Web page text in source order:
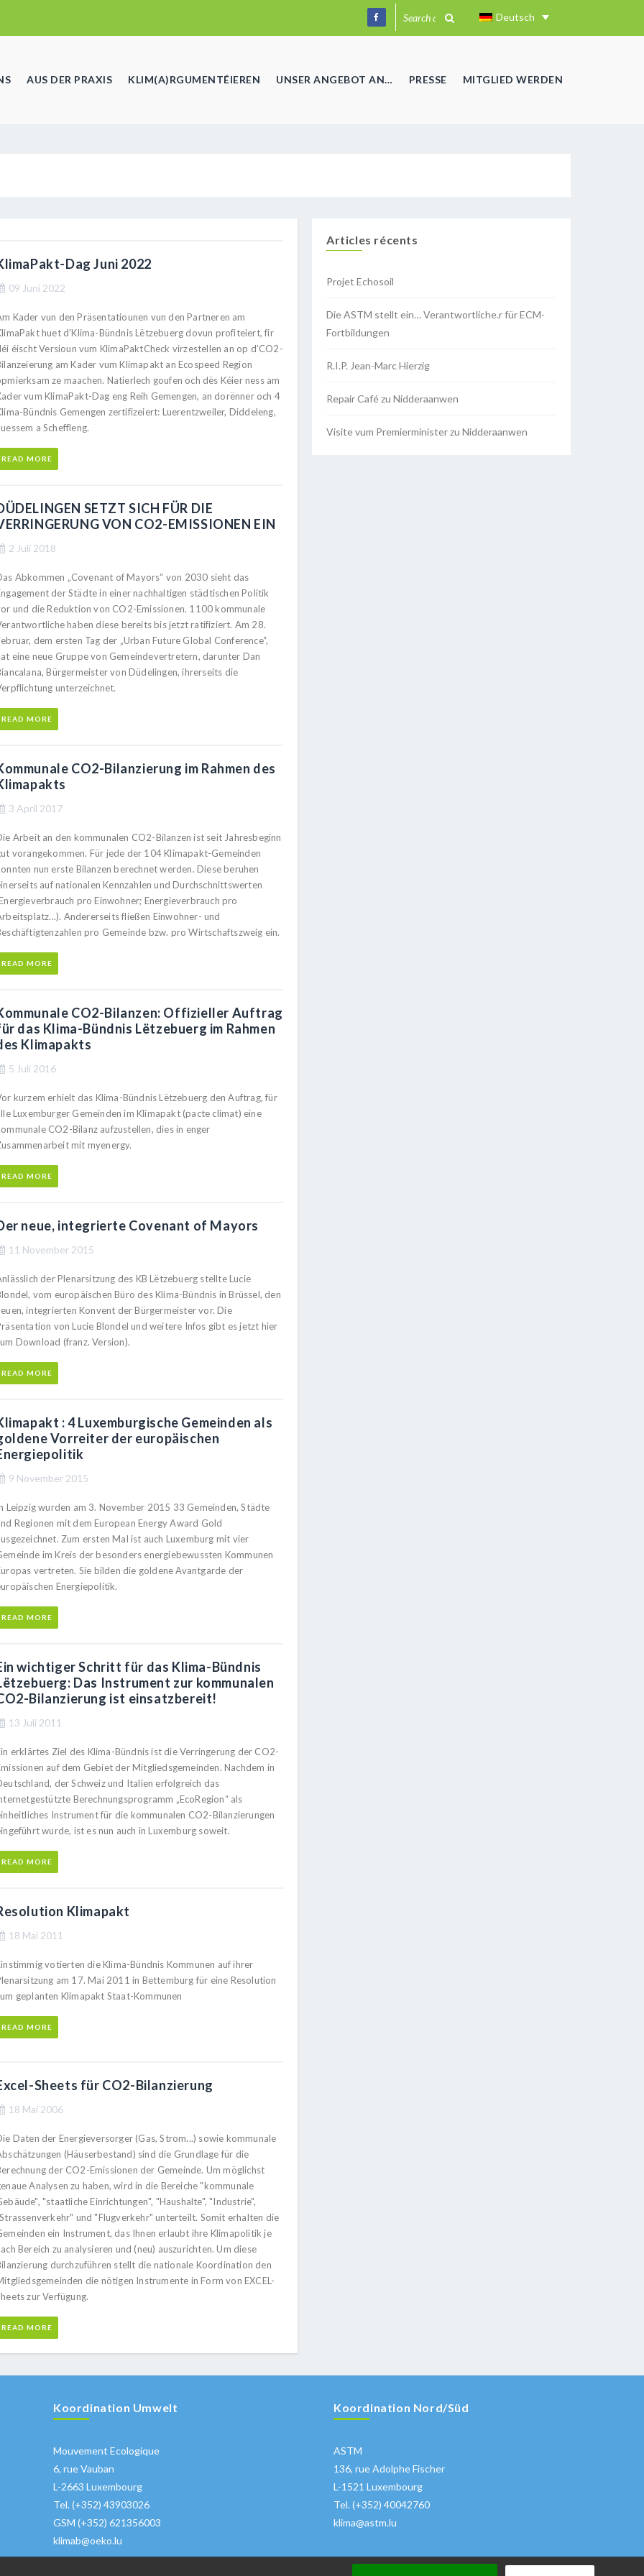
Deutsch
AUS DER PRAXIS KLIM(A)RGUMENTÉIEREN UNSER ANGEBOT AN… PRESSE MITGLIED WERDEN
Dag Juni 2022
09 Juni 2022
Kader vun den Präsentatiounen vun den Partneren am
huet d'Klima-Bündnis Lëtzebuerg dovun profiteiert, fir
éischt Versioun vum KlimaPaktCheck virzestellen an op d’CO2-
am Kader vum Klimapakt an Ecospeed Region
ze maachen. Natierlech goufen och dës Kéier ness am
vum KlimaPakt-Dag eng Reih Gemengen, an dorënner och 4
Bündnis Gemengen zertifizeiert: Luerentzweiler, Diddeleng,
a Scheffleng.
READ MORE
SETZT SICH FÜR DIE
VON CO2-EMISSIONEN EIN
2 Juli 2018
Abkommen „Covenant of Mayors“ von 2030 sieht das
der Städte in einer nachhaltigen städtischen Politik
und die Reduktion von CO2-Emissionen. 1100 kommunale
haben diese bereits bis jetzt ratifiziert. Am 28.
dem ersten Tag der „Urban Future Global Conference“,
eine neue Gruppe von Gemeindevertretern, darunter Dan
Bürgermeister von Düdelingen, ihrerseits die
unterzeichnet.
READ MORE
CO2-Bilanzierung im Rahmen des
3 April 2017
Arbeit an den kommunalen CO2-Bilanzen ist seit Jahresbeginn
vorangekommen. Für jede der 104 Klimapakt-Gemeinden
nun erste Bilanzen berechnet werden. Diese beruhen
auf nationalen Kennzahlen und Durchschnittswerten
pro Einwohner; Energieverbrauch pro
Andererseits fließen Einwohner- und
pro Gemeinde bzw. pro Wirtschaftszweig ein.
READ MORE
CO2-Bilanzen: Offizieller Auftrag
das Klima-Bündnis Lëtzebuerg im Rahmen
Klimapakts
5 Juli 2016
kurzem erhielt das Klima-Bündnis Lëtzebuerg den Auftrag, für
Luxemburger Gemeinden im Klimapakt (pacte climat) eine
CO2-Bilanz aufzustellen, dies in enger
mit myenergy.
READ MORE
neue, integrierte Covenant of Mayors
11 November 2015
der Plenarsitzung des KB Lëtzebuerg stellte Lucie
vom europäischen Büro des Klima-Bündnis in Brüssel, den
integrierten Konvent der Bürgermeister vor. Die
von Lucie Blondel und weitere Infos gibt es jetzt hier
Download (franz. Version).
READ MORE
: 4 Luxemburgische Gemeinden als
Vorreiter der europäischen
9 November 2015
Leipzig wurden am 3. November 2015 33 Gemeinden, Städte
Regionen mit dem European Energy Award Gold
Zum ersten Mal ist auch Luxemburg mit vier
im Kreis der besonders energiebewussten Kommunen
vertreten. Sie bilden die goldene Avantgarde der
Energiepolitik.
READ MORE
wichtiger Schritt für das Klima-Bündnis
Das Instrument zur kommunalen
Bilanzierung ist einsatzbereit!
13 Juli 2011
erklärtes Ziel des Klima-Bündnis ist die Verringerung der CO2-
auf dem Gebiet der Mitgliedsgemeinden. Nachdem in
der Schweiz und Italien erfolgreich das
Berechnungsprogramm „EcoRegion“ als
Instrument für die kommunalen CO2-Bilanzierungen
wurde, ist es nun auch in Luxemburg soweit.
READ MORE
Klimapakt
18 Mai 2011
votierten die Klima-Bündnis Kommunen auf ihrer
am 17. Mai 2011 in Bettemburg für eine Resolution
geplanten Klimapakt Staat-Kommunen
READ MORE
Sheets für CO2-Bilanzierung
18 Mai 2006
Daten der Energieversorger (Gas, Strom...) sowie kommunale
(Häuserbestand) sind die Grundlage für die
der CO2-Emissionen der Gemeinde. Um möglichst
Analysen zu haben, wird in die Bereiche "kommunale
"staatliche Einrichtungen", "Haushalte", "Industrie",
und "Flugverkehr" unterteilt. Somit erhalten die
ein Instrument, das Ihnen erlaubt ihre Klimapolitik je
Bereich zu analysieren und (neu) auszurichten. Um diese
durchzuführen stellt die nationale Koordination den
die nötigen Instrumente in Form von EXCEL-
zur Verfügung.
READ MORE
Articles récents
Projet Echosoil
Die ASTM stellt ein… Verantwortliche.r für ECM-
Fortbildungen
R.I.P. Jean-Marc Hierzig
Repair Café zu Nidderaanwen
Visite vum Premierminister zu Nidderaanwen
Koordination Umwelt
Mouvement Ecologique
6, rue Vauban
L-2663 Luxembourg
Tel. (+352) 43903026
GSM (+352) 621356003
klimab@oeko.lu
Koordination Nord/Süd
ASTM
136, rue Adolphe Fischer
L-1521 Luxembourg
Tel. (+352) 40042760
klima@astm.lu